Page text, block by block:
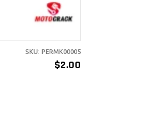
$2.00
SKU: PERMK00005